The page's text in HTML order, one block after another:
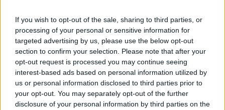
If you wish to opt-out of the sale, sharing to third parties, or
processing of your personal or sensitive information for
targeted advertising by us, please use the below opt-out
section to confirm your selection. Please note that after your
opt-out request is processed you may continue seeing
interest-based ads based on personal information utilized by
us or personal information disclosed to third parties prior to
your opt-out. You may separately opt-out of the further
disclosure of your personal information by third parties on the
00:03:41
Mėsainių mėgėjus kviečia nepražiopsoti festivalio
Vilniuje: atskleidė populiariausią paruošimo būdą
Žinios | Lietuvos diena
Visi įrašai